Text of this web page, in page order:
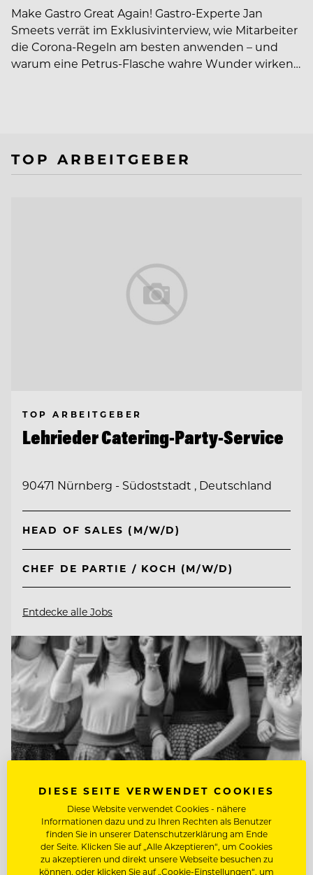
Make Gastro Great Again! Gastro-Experte Jan
Smeets verrät im Exklusivinterview, wie Mitarbeiter
die Corona-Regeln am besten anwenden – und
warum eine Petrus-Flasche wahre Wunder wirken…
TOP ARBEITGEBER
TOP ARBEITGEBER
Lehrieder Catering-Party-Service
90471 Nürnberg - Südoststadt , Deutschland
HEAD OF SALES (M/W/D)
CHEF DE PARTIE / KOCH (M/W/D)
Entdecke alle Jobs
TOP ARBEITGEBER
DIESE SEITE VERWENDET COOKIES
Diese Website verwendet Cookies - nähere
Informationen dazu und zu Ihren Rechten als Benutzer
finden Sie in unserer Datenschutzerklärung am Ende
der Seite. Klicken Sie auf „Alle Akzeptieren“, um Cookies
zu akzeptieren und direkt unsere Webseite besuchen zu
können, oder klicken Sie auf „Cookie-Einstellungen“, um